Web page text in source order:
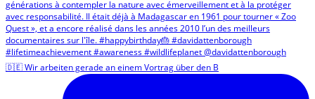
🇩🇪 Wir arbeiten gerade an einem Vortrag über den B